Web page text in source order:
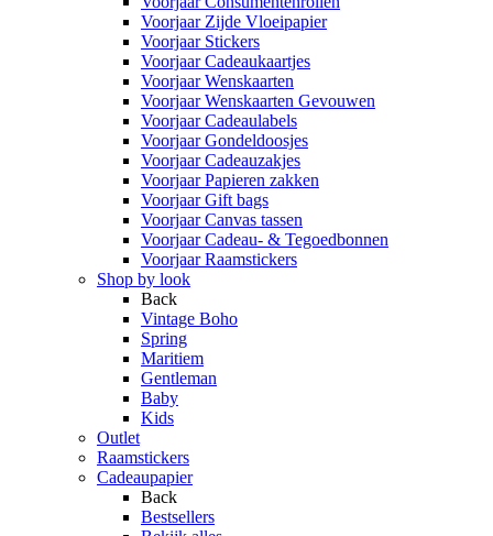
Voorjaar Zijde Vloeipapier
Voorjaar Stickers
Voorjaar Cadeaukaartjes
Voorjaar Wenskaarten
Voorjaar Wenskaarten Gevouwen
Voorjaar Cadeaulabels
Voorjaar Gondeldoosjes
Voorjaar Cadeauzakjes
Voorjaar Papieren zakken
Voorjaar Gift bags
Voorjaar Canvas tassen
Voorjaar Cadeau- & Tegoedbonnen
Voorjaar Raamstickers
Shop by look
Back
Vintage Boho
Spring
Maritiem
Gentleman
Baby
Kids
Outlet
Raamstickers
Cadeaupapier
Back
Bestsellers